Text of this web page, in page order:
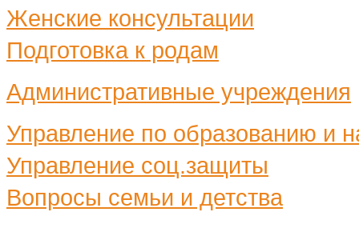
Женские консультации
Подготовка к родам
Административные учреждения
Управление по образованию и
Управление соц.защиты
Вопросы семьи и детства